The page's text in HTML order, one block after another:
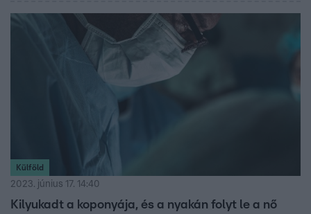
agyunkat. Interjú Dr. Meszéna Domokossal, az TTK
Integratív Idegtudományi Csoport és a Harvard Medical
School kutatójával.
Külföld
2023. június 17. 14:40
Kilyukadt a koponyája, és a nyakán folyt le a nő